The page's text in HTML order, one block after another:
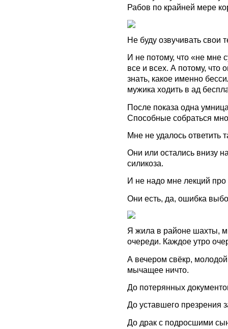
Рабов по крайней мере
Не буду озвучивать свои
И не потому, что «не мне
все и всех. А потому, что
знать, какое именно
мужика ходить в ад
После показа одна
Способные собраться
Мне не удалось ответить
Они или остались внизу
силикоза.
И не надо мне лекций про
Они есть, да, ошибка
Я жила в районе шахты,
очереди. Каждое утро
А вечером свёкр,
мычащее ничто.
До потерянных
До уставшего презрения
До драк с подросшими